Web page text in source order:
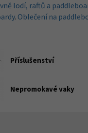
lodí, raftů a
. Oblečení na
Příslušenství
Nepromokavé vaky